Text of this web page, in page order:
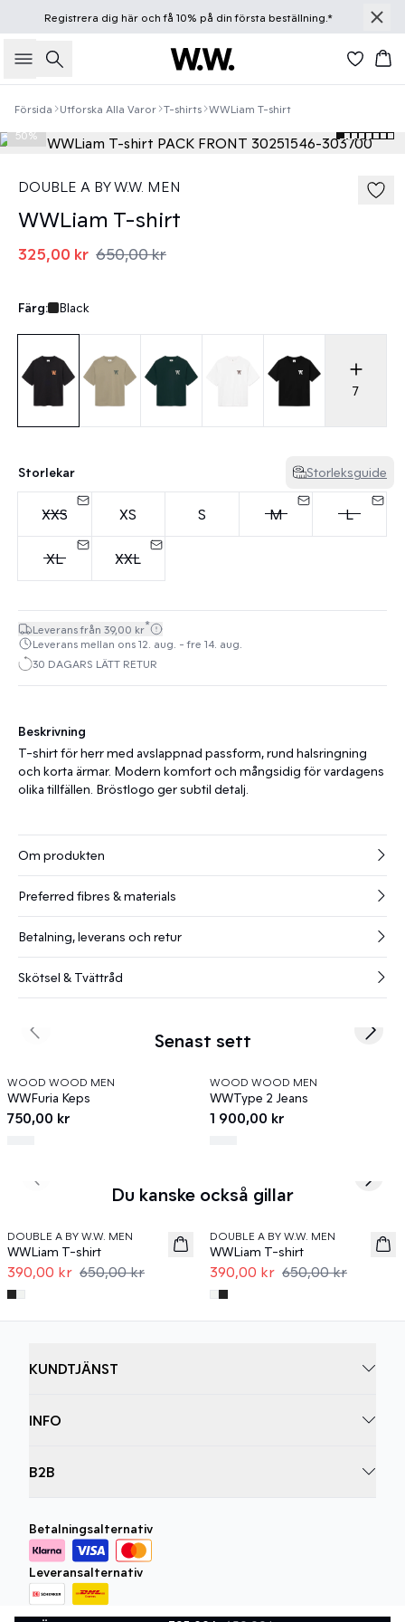
Registrera dig häroch få 10% på din första beställning.*
Sök
Försida Utforska Alla Varor T-shirts WWLiam T-shirt
50%
DOUBLE A BY W.W. MEN
WWLiam T-shirt
325,00 kr 650,00 kr
Färg: Black
7
Storlekar Storleksguide
XXS XS S M L
XL XXL
Leverans från 39,00 kr*
Leverans mellan ons 12. aug. - fre 14. aug.
30 DAGARS LÄTT RETUR
Beskrivning
T-shirt för herr med avslappnad passform, rund halsringning
och korta ärmar. Modern komfort och mångsidig för vardagens
olika tillfällen. Bröstlogo ger subtil detalj.
Om produkten
Preferred fibres & materials
Betalning, leverans och retur
Skötsel & Tvättråd
Senast sett
WOOD WOOD MEN
WWFuria Keps
750,00 kr
WOOD WOOD MEN
WWType 2 Jeans
1 900,00 kr
Previous slide Next
Du kanske också gillar
DOUBLE A BY W.W. MEN
WWLiam T-shirt
390,00 kr 650,00 kr
40%
DOUBLE A BY W.W. MEN
WWLiam T-shirt
390,00 kr 650,00 kr
Previous slide Next
KUNDTJÄNST
INFO
B2B
Betalningsalternativ
Leveransalternativ